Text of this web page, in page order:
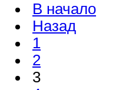
В начало
Назад
1
2
3